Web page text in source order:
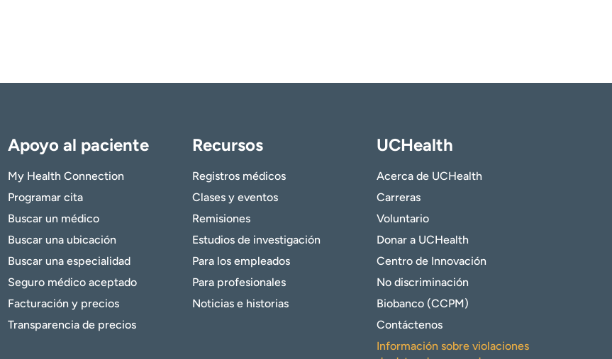
Apoyo al paciente
My Health Connection
Programar cita
Buscar un médico
Buscar una ubicación
Buscar una especialidad
Seguro médico aceptado
Facturación y precios
Transparencia de precios
Recursos
Registros médicos
Clases y eventos
Remisiones
Estudios de investigación
Para los empleados
Para profesionales
Noticias e historias
UCHealth
Acerca de UCHealth
Carreras
Voluntario
Donar a UCHealth
Centro de Innovación
No discriminación
Biobanco (CCPM)
Contáctenos
Información sobre violaciones